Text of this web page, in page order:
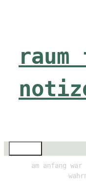
am anfang